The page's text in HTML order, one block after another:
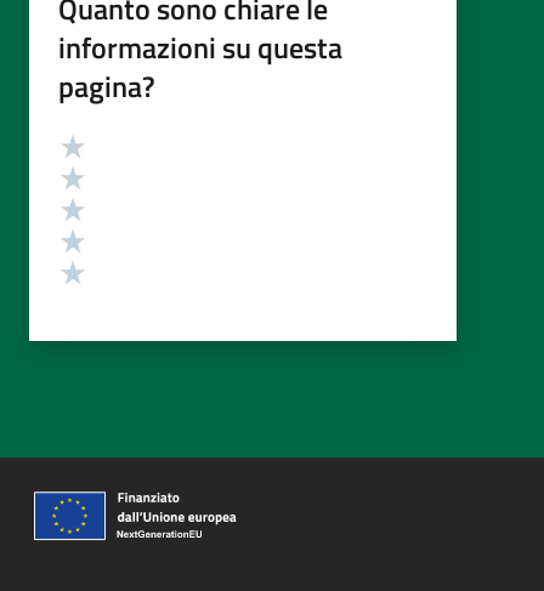
informazioni su questa
pagina?
Valutazione